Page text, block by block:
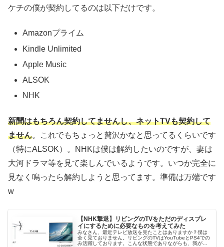
ケチの僕が契約してるのは以下だけです。
Amazonプライム
Kindle Unlimited
Apple Music
ALSOK
NHK
新聞はもちろん契約してませんし、ネットTVも契約して
ません。これでもちょっと贅沢かなと思ってるくらいです
（特にALSOK）。NHKは僕は解約したいのですが、妻は
大河ドラマ等を見て楽しんでいるようです。いつか完全に
見なく鳴ったら解約しようと思ってます。準備は万端です
w
【NHK撃退】リビングのTVをただのディスプレ
イにするために必要なものを考えてみた
みなさん、最近テレビ放送を見たことはありますか？僕は
全く見ておりません。リビングのTVはYouTubeとPS4での
み活躍しております。こんな状態でありながらも、我が家